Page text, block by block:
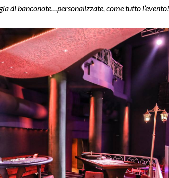
di banconote…personalizzate, come tutto l’evento!